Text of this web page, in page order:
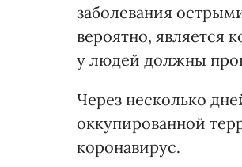
заболевания
вероятно, является
у людей должны
Через несколько
оккупированной
коронавирус.